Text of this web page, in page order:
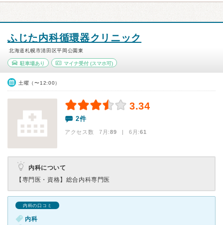
ふじた内科循環器クリニック
北海道札幌市清田区平岡公園東
駐車場あり マイナ受付(スマホ可)
土曜（〜12:00）
3.34
2件
アクセス数 7月:89 | 6月:61
内科について
【専門医・資格】 総合内科専門医
内科の口コミ
内科